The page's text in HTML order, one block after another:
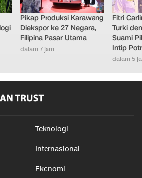
Pikap Produksi Karawang
Diekspor ke 27 Negara,
Filipina Pasar Utama
dalam 7 jam
Fitri
Turki
Suami
Intip
dalam 5
Teknologi
Internasional
Ekonomi